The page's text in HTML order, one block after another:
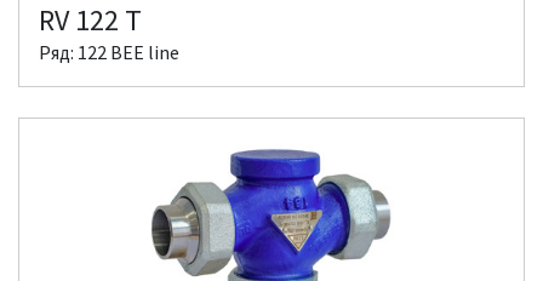
RV 122 T
Ряд: 122 BEE line